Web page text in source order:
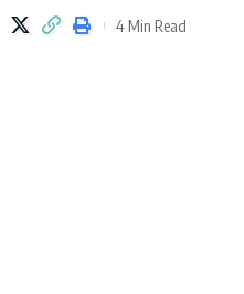
4 Min Read